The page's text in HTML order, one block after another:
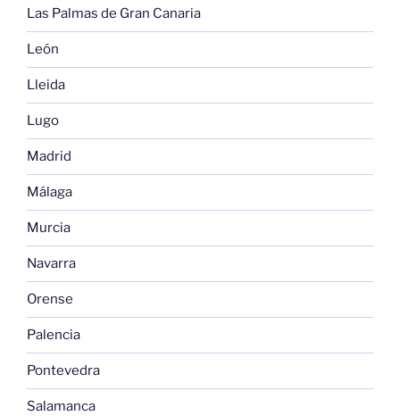
Las Palmas de Gran Canaria
León
Lleida
Lugo
Madrid
Málaga
Murcia
Navarra
Orense
Palencia
Pontevedra
Salamanca